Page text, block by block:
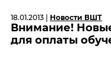
18.01.2013 | Новости ВШТ
Внимание!
для оплаты